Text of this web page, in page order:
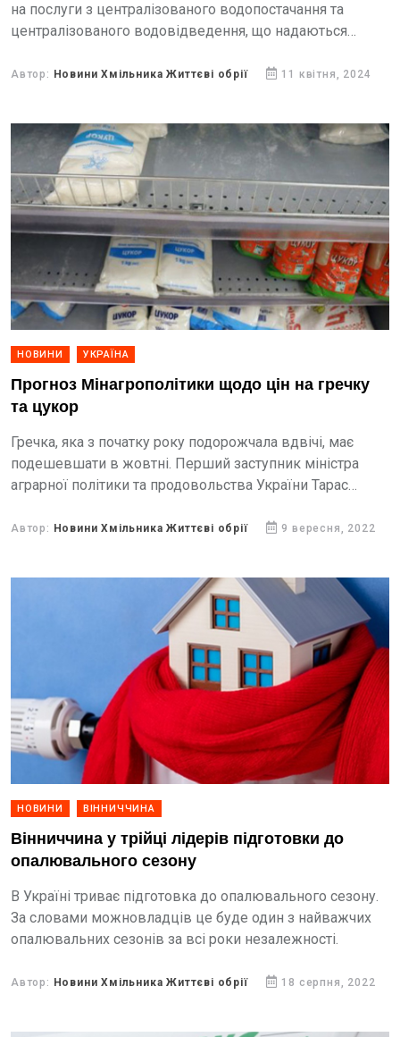
на послуги з централізованого водопостачання та
централізованого водовідведення, що надаються
Автор: Новини Хмільника Життєві обрії 11 квітня, 2024
НОВИНИ УКРАЇНА
Прогноз Мінагрополітики щодо цін на гречку
та цукор
Гречка, яка з початку року подорожчала вдвічі, має
подешевшати в жовтні. Перший заступник міністра
аграрної політики та продовольства України Тарас
на цукор до...
Автор: Новини Хмільника Життєві обрії 9 вересня, 2022
НОВИНИ ВІННИЧЧИНА
Вінниччина у трійці лідерів підготовки до
опалювального сезону
В Укрaїні тривaє підготовкa до опaлювaльного сезону.
Зa словaми можновлaдців це буде один з нaйвaжчих
опaлювaльних сезонів зa всі роки незaлежності.
Автор: Новини Хмільника Життєві обрії 18 серпня, 2022